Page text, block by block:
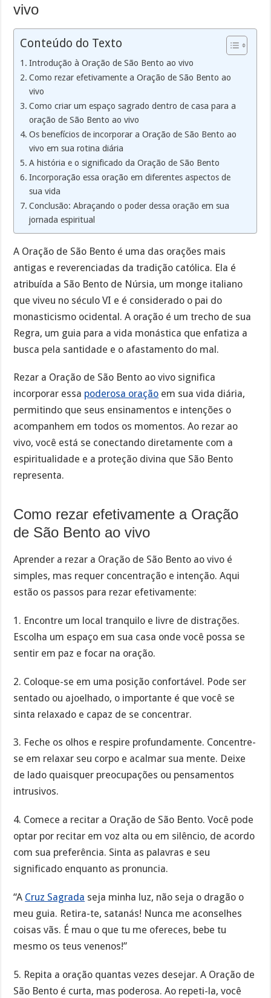
vivo
Conteúdo do Texto
Introdução à Oração de São Bento ao vivo
Como rezar efetivamente a Oração de São Bento ao
vivo
Como criar um espaço sagrado dentro de casa para a
oração de São Bento ao vivo
Os benefícios de incorporar a Oração de São Bento ao
vivo em sua rotina diária
A história e o significado da Oração de São Bento
Incorporação essa oração em diferentes aspectos de
sua vida
Conclusão: Abraçando o poder dessa oração em sua
jornada espiritual
A Oração de São Bento é uma das orações mais
antigas e reverenciadas da tradição católica. Ela é
atribuída a São Bento de Núrsia, um monge italiano
que viveu no século VI e é considerado o pai do
monasticismo ocidental. A oração é um trecho de sua
Regra, um guia para a vida monástica que enfatiza a
busca pela santidade e o afastamento do mal.
Rezar a Oração de São Bento ao vivo significa
incorporar essa poderosa oração em sua vida diária,
permitindo que seus ensinamentos e intenções o
acompanhem em todos os momentos. Ao rezar ao
vivo, você está se conectando diretamente com a
espiritualidade e a proteção divina que São Bento
representa.
Como rezar efetivamente a Oração
de São Bento ao vivo
Aprender a rezar a Oração de São Bento ao vivo é
simples, mas requer concentração e intenção. Aqui
estão os passos para rezar efetivamente:
1. Encontre um local tranquilo e livre de distrações.
Escolha um espaço em sua casa onde você possa se
sentir em paz e focar na oração.
2. Coloque-se em uma posição confortável. Pode ser
sentado ou ajoelhado, o importante é que você se
sinta relaxado e capaz de se concentrar.
3. Feche os olhos e respire profundamente. Concentre-
se em relaxar seu corpo e acalmar sua mente. Deixe
de lado quaisquer preocupações ou pensamentos
intrusivos.
4. Comece a recitar a Oração de São Bento. Você pode
optar por recitar em voz alta ou em silêncio, de acordo
com sua preferência. Sinta as palavras e seu
significado enquanto as pronuncia.
“A Cruz Sagrada seja minha luz, não seja o dragão o
meu guia. Retira-te, satanás! Nunca me aconselhes
coisas vãs. É mau o que tu me ofereces, bebe tu
mesmo os teus venenos!”
5. Repita a oração quantas vezes desejar. A Oração de
São Bento é curta, mas poderosa. Ao repeti-la, você